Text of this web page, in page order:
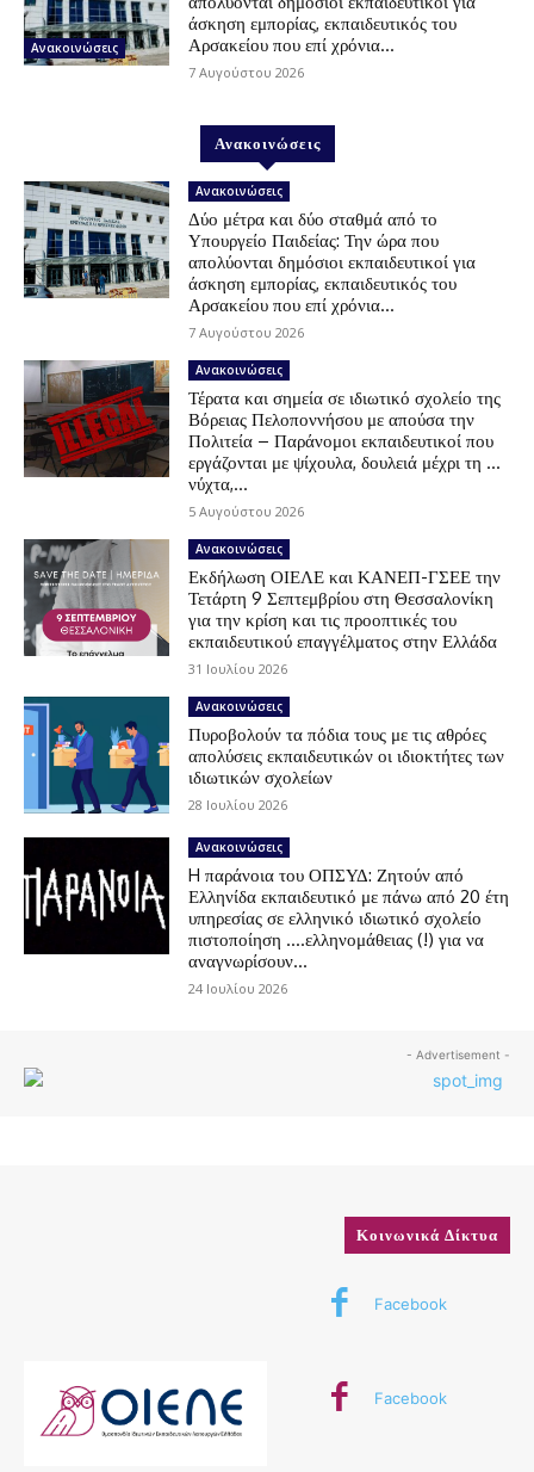
Ανακοινώσεις
άσκηση εμπορίας, εκπαιδευτικός του
Αρσακείου που επί χρόνια...
7 Αυγούστου 2026
Ανακοινώσεις
Ανακοινώσεις
Δύο μέτρα και δύο σταθμά από το
Υπουργείο Παιδείας: Την ώρα που
απολύονται δημόσιοι εκπαιδευτικοί για
άσκηση εμπορίας, εκπαιδευτικός του
Αρσακείου που επί χρόνια...
7 Αυγούστου 2026
Ανακοινώσεις
Τέρατα και σημεία σε ιδιωτικό σχολείο της
Βόρειας Πελοποννήσου με απούσα την
Πολιτεία – Παράνομοι εκπαιδευτικοί που
εργάζονται με ψίχουλα, δουλειά μέχρι τη …
νύχτα,...
5 Αυγούστου 2026
Ανακοινώσεις
Εκδήλωση ΟΙΕΛΕ και ΚΑΝΕΠ-ΓΣΕΕ την
Τετάρτη 9 Σεπτεμβρίου στη Θεσσαλονίκη
για την κρίση και τις προοπτικές του
εκπαιδευτικού επαγγέλματος στην Ελλάδα
31 Ιουλίου 2026
Ανακοινώσεις
Πυροβολούν τα πόδια τους με τις αθρόες
απολύσεις εκπαιδευτικών οι ιδιοκτήτες των
ιδιωτικών σχολείων
28 Ιουλίου 2026
Ανακοινώσεις
H παράνοια του ΟΠΣΥΔ: Ζητούν από
Ελληνίδα εκπαιδευτικό με πάνω από 20 έτη
υπηρεσίας σε ελληνικό ιδιωτικό σχολείο
πιστοποίηση ….ελληνομάθειας (!) για να
αναγνωρίσουν...
24 Ιουλίου 2026
- Advertisement -
Κοινωνικά Δίκτυα
Facebook
Facebook